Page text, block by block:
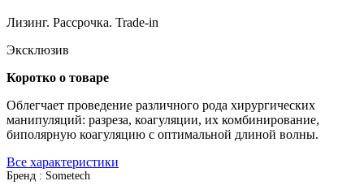
Лизинг. Рассрочка. Trade-in
Эксклюзив
Коротко о товаре
Облегчает проведение различного рода хирургических
манипуляций: разреза, коагуляции, их комбинирование,
биполярную коагуляцию с оптимальной длиной волны.
Все характеристики
Бренд : Sometech